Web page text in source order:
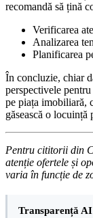
recomandă să țină
Verificarea
Analizarea
Planificarea
În concluzie, chiar
perspectivele
pe piața imobiliară,
găsească o
Pentru cititorii din
atenție ofertele și
varia în funcție de
Transparență